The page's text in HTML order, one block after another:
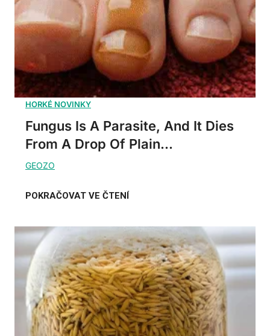
Fungus Is A Parasite, And It Dies
From A Drop Of Plain...